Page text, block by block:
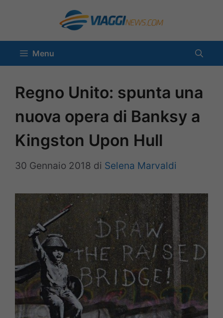
contenuto
Menu
Regno Unito: spunta una
nuova opera di Banksy a
Kingston Upon Hull
30 Gennaio 2018 di Selena Marvaldi